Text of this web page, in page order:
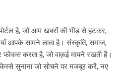
है, जो आम खबरों की भीड़ से हटकर,
आपके सामने लाता है। संस्कृति, समाज,
करता है, जो वाक़ई मायने रखती हैं।
सुनाना जो सोचने पर मजबूर करें, नए